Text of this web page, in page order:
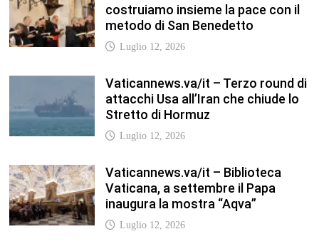
Luglio 12, 2026
Vaticannews.va/it – Terzo round di
Stretto di Hormuz
Luglio 12, 2026
Vaticannews.va/it – Biblioteca
inaugura la mostra “Aqva”
Luglio 12, 2026
Vaticannews.va/it – Il Papa: i venti